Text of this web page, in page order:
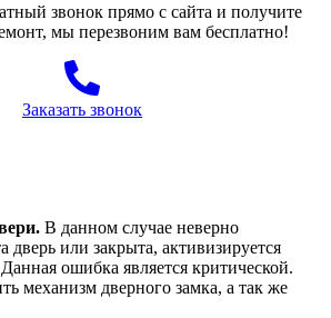
звонок прямо с сайта и получите
мы перезвоним вам бесплатно!
Заказать звонок
В данном случае неверно
дверь или закрыта, активизируется
ошибка является критической.
механизм дверного замка, а так же